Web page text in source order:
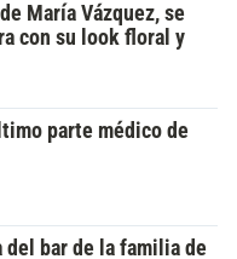
María Vázquez, se
con su look floral y
parte médico de
del bar de la familia de